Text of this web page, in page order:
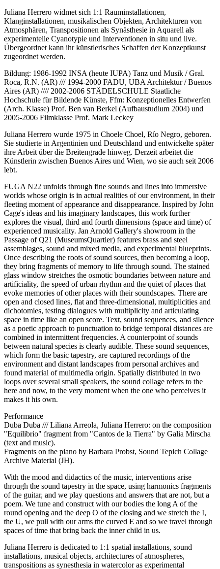
Juliana Herrero widmet sich 1:1 Rauminstallationen,
Klanginstallationen, musikalischen Objekten, Architekturen von
Atmosphären, Transpositionen als Synästhesie in Aquarell als
experimentelle Cyanotypie und Interventionen in situ und live.
Übergeordnet kann ihr künstlerisches Schaffen der Konzeptkunst
zugeordnet werden.
Bildung: 1986-1992 INSA (heute IUPA) Tanz und Musik / Gral.
Roca, R.N. (AR) /// 1994-2000 FADU, UBA Architektur / Buenos
Aires (AR) //// 2002-2006 STÄDELSCHULE Staatliche
Hochschule für Bildende Künste, Ffm: Konzeptionelles Entwerfen
(Arch. Klasse) Prof. Ben van Berkel (Aufbaustudium 2004) und
2005-2006 Filmklasse Prof. Mark Leckey
Juliana Herrero wurde 1975 in Choele Choel, Río Negro, geboren.
Sie studierte in Argentinien und Deutschland und entwickelte später
ihre Arbeit über die Breitengrade hinweg. Derzeit arbeitet die
Künstlerin zwischen Buenos Aires und Wien, wo sie auch seit 2006
lebt.
FUGA N22 unfolds through fine sounds and lines into immersive
worlds whose origin is in actual realities of our environment, in their
fleeting moment of appearance and disappearance. Inspired by John
Cage's ideas and his imaginary landscapes, this work further
explores the visual, third and fourth dimensions (space and time) of
experienced musicality. Jan Arnold Gallery's showroom in the
Passage of Q21 (MuseumsQuartier) features brass and steel
assemblages, sound and mixed media, and experimental blueprints.
Once describing the roots of sound sources, then becoming a loop,
they bring fragments of memory to life through sound. The stained
glass window stretches the osmotic boundaries between nature and
artificiality, the speed of urban rhythm and the quiet of places that
evoke memories of other places with their soundscapes. There are
open and closed lines, flat and three-dimensional, multiplicities and
dichotomies, testing dialogues with multiplicity and articulating
space in time like an open score. Text, sound sequences, and silence
as a poetic approach to punctuation to bridge temporal distances are
combined in intermittent frequencies. A counterpoint of sounds
between natural species is clearly audible. These sound sequences,
which form the basic tapestry, are captured recordings of the
environment and distant landscapes from personal archives and
found material of multimedia origin. Spatially distributed in two
loops over several small speakers, the sound collage refers to the
here and now, to the very moment when the one who perceives it
makes it his own.
Performance
Duba Duba /// Liliana Arreola, Juliana Herrero: on the composition
"Equilibrio" fragment from "Cantos de la Tierra" by Galia Mirscha
(text and music).
Fragments on the piano by Barbara Probst, Sound Tepich Collage
Archive Material (JH).
With the mood and didactics of the music, interventions arise
through the sound tapestry in the space, using harmonics fragments
of the guitar, and we play questions and answers that are not, but a
poem. We tune and construct with our bodies the long A of the
round opening and the deep O of the closing and we stretch the I,
the U, we pull with our arms the curved E and so we travel through
spaces of time that bring back the inner child in us.
Juliana Herrero is dedicated to 1:1 spatial installations, sound
installations, musical objects, architectures of atmospheres,
transpositions as synesthesia in watercolor as experimental